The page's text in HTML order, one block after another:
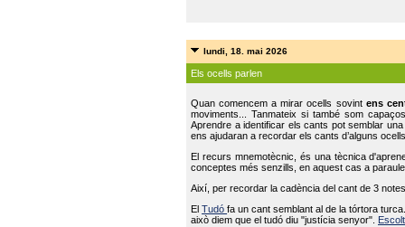
lundi, 18. mai 2026
Els ocells parlen
Quan comencem a mirar ocells sovint ens
moviments... Tanmateix si també som
Aprendre a identificar els cants pot semblar
ens ajudaran a recordar els cants d’alguns
El recurs mnemotècnic, és una tècnica
conceptes més senzills, en aquest cas a
Així, per recordar la cadència del cant de 3
ElTudófa un cant semblant al de la tórtora
això diem que el tudó diu "justícia senyor".